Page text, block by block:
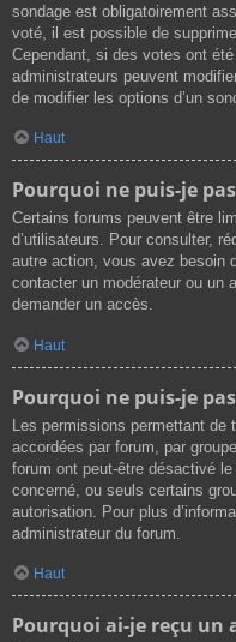
sondage est obligatoirement
voté, il est possible de
Cependant, si des votes ont
administrateurs peuvent
de modifier les options d’un
Haut
Pourquoi ne puis-je
Certains forums peuvent être
d’utilisateurs. Pour consulter,
autre action, vous avez besoin
contacter un modérateur ou un
demander un accès.
Haut
Pourquoi ne puis-je
Les permissions permettant de
accordées par forum, par
forum ont peut-être désactivé
concerné, ou seuls certains
autorisation. Pour plus
administrateur du forum.
Haut
Pourquoi ai-je reçu un